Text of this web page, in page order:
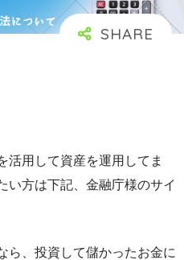
活用して資産を運用してま
い方は下記、金融庁様のサイ
ら、投資して儲かったお金に